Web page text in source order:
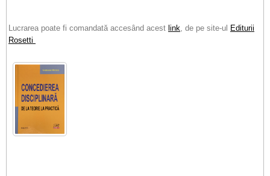
Lucrarea poate fi comandată accesând acest link , de pe site-ul Editurii
Rosetti